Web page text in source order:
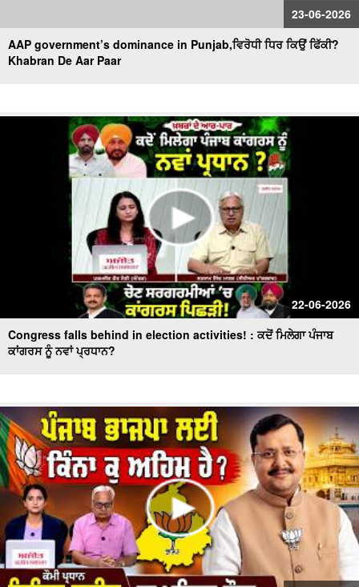
23-06-2026
AAP government’s dominance in Punjab,ਵਿਰੋਧੀ ਧਿਰ ਕਿਉਂ ਫਿੱਕੀ?
Khabran De Aar Paar
22-06-2026
Congress falls behind in election activities! : ਕਦੋਂ ਮਿਲੇਗਾ ਪੰਜਾਬ
ਕਾਂਗਰਸ ਨੂੰ ਨਵਾਂ ਪ੍ਰਧਾਨ?